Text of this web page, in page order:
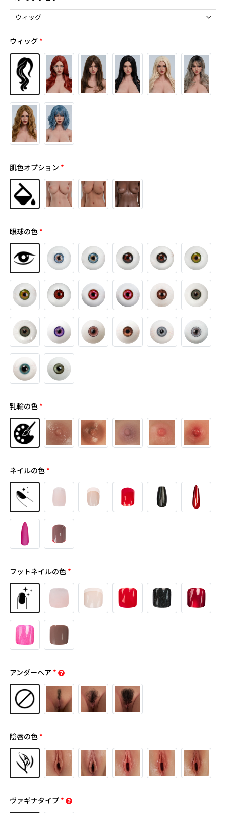
ウィッグ *
肌色オプション *
眼球の色 *
乳輪の色 *
ネイルの色 *
フットネイルの色 *
アンダーヘア *
陰唇の色 *
ヴァギナタイプ *